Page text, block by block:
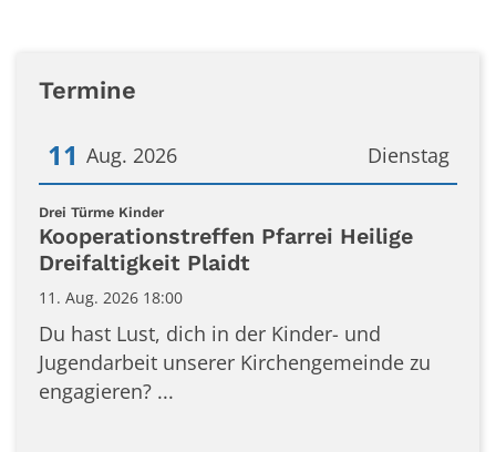
Termine
Dienstag
11 Aug. 2026
Datum: 11. August 2026
Drei Türme Kinder:
Kooperationstreffen Pfarrei Heilige
Dreifaltigkeit Plaidt
11. Aug. 2026 18:00
Du hast Lust, dich in der Kinder- und
Jugendarbeit unserer Kirchengemeinde zu
engagieren? ...